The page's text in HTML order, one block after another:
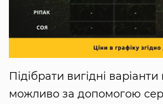
Підібрати вигідні
можливо за допомогою